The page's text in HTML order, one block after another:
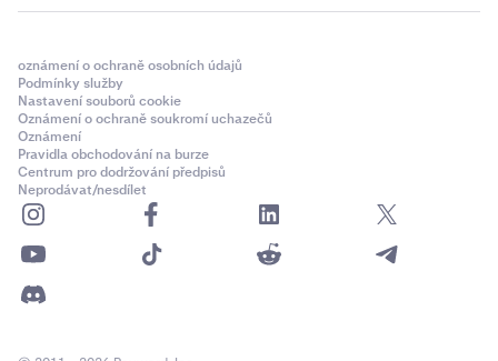
oznámení o ochraně osobních údajů
Podmínky služby
Nastavení souborů cookie
Oznámení o ochraně soukromí uchazečů
Oznámení
Pravidla obchodování na burze
Centrum pro dodržování předpisů
Neprodávat/nesdílet